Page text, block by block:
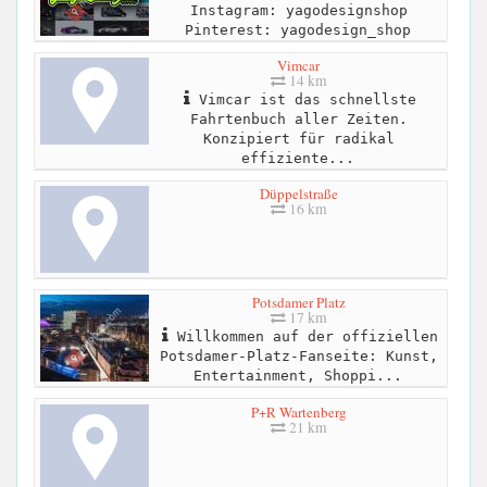
Instagram: yagodesignshop
Pinterest: yagodesign_shop
Vimcar
14 km
Vimcar ist das schnellste
Fahrtenbuch aller Zeiten.
Konzipiert für radikal
effiziente...
Düppelstraße
16 km
Potsdamer Platz
17 km
Willkommen auf der offiziellen
Potsdamer-Platz-Fanseite: Kunst,
Entertainment, Shoppi...
P+R Wartenberg
21 km